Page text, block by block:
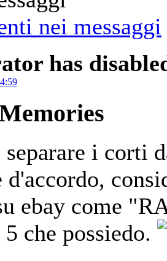
has
i corti
d'accordo,
ebay come
che possiedo.